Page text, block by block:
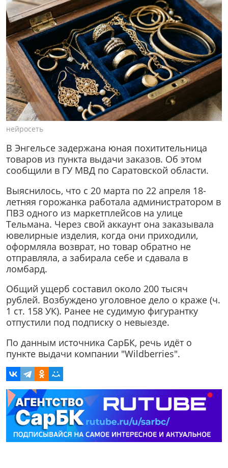
нейросеть
В Энгельсе задержана юная похитительница
товаров из пункта выдачи заказов. Об этом
сообщили в ГУ МВД по Саратовской области.
Выяснилось, что с 20 марта по 22 апреля 18-
летняя горожанка работала администратором в
ПВЗ одного из маркетплейсов на улице
Тельмана. Через свой аккаунт она заказывала
ювелирные изделия, когда они приходили,
оформляла возврат, но товар обратно не
отправляла, а забирала себе и сдавала в
ломбард.
Общий ущерб составил около 200 тысяч
рублей. Возбуждено уголовное дело о краже (ч.
1 ст. 158 УК). Ранее не судимую фигурантку
отпустили под подписку о невыезде.
По данным источника СарБК, речь идёт о
пункте выдачи компании "Wildberries".